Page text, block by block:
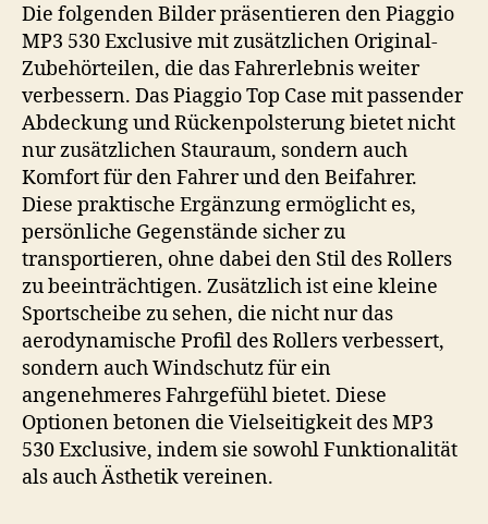
Die folgenden Bilder präsentieren den Piaggio
MP3 530 Exclusive mit zusätzlichen Original-
Zubehörteilen, die das Fahrerlebnis weiter
verbessern. Das Piaggio Top Case mit passender
Abdeckung und Rückenpolsterung bietet nicht
nur zusätzlichen Stauraum, sondern auch
Komfort für den Fahrer und den Beifahrer.
Diese praktische Ergänzung ermöglicht es,
persönliche Gegenstände sicher zu
transportieren, ohne dabei den Stil des Rollers
zu beeinträchtigen. Zusätzlich ist eine kleine
Sportscheibe zu sehen, die nicht nur das
aerodynamische Profil des Rollers verbessert,
sondern auch Windschutz für ein
angenehmeres Fahrgefühl bietet. Diese
Optionen betonen die Vielseitigkeit des MP3
530 Exclusive, indem sie sowohl Funktionalität
als auch Ästhetik vereinen.